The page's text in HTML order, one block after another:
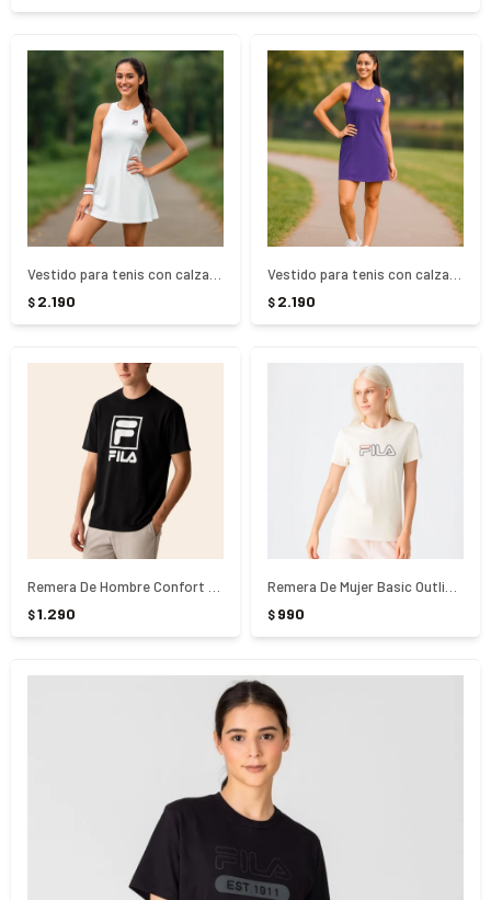
Vestido para tenis con calza corta basic ll deportivo Fila. - Blanco
$ 2.190
Vestido para tenis con calza corta basic ll deportivo Fila. - VIOLETA
$ 2.190
Remera De Hombre Confort Letter Fila - NEGRO
$1.290
Remera De Mujer Basic Outline - Blanco
$ 990